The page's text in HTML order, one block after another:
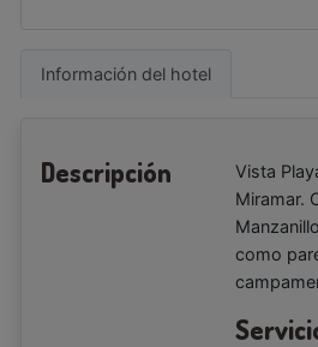
Información del hotel
Descripción
Vista
Miramar.
como